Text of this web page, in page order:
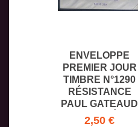
ENVELOPPE
PREMIER JOUR
TIMBRE N°1290
RÉSISTANCE
PAUL GATEAUD
OBLITÉ
2,50 €